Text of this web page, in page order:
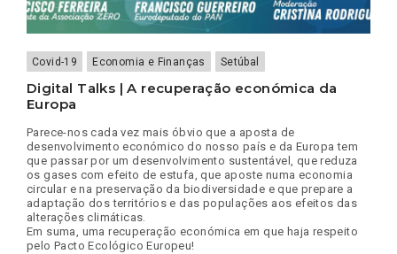
Covid-19 Economia e Finanças Setúbal
Digital Talks | A recuperação económica da
Europa
Parece-nos cada vez mais óbvio que a aposta de
desenvolvimento económico do nosso país e da Europa tem
que passar por um desenvolvimento sustentável, que reduza
os gases com efeito de estufa, que aposte numa economia
circular e na preservação da biodiversidade e que prepare a
adaptação dos territórios e das populações aos efeitos das
alterações climáticas.
Em suma, uma recuperação económica em que haja respeito
pelo Pacto Ecológico Europeu!